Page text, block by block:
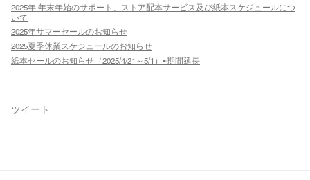
2025年 年末年始のサポート、ストア配本サービス及び紙本スケジュールにつ
いて
2025年サマーセールのお知らせ
2025夏季休業スケジュールのお知らせ
紙本セールのお知らせ（2025/4/21～5/1）⇨期間延長
ツイート